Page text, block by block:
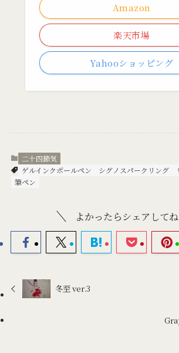
Amazon
楽天市場
Yahooショッピング
二十四節気
ゲルインクボールペン
シグノスパークリング
筆ペン
よかったらシェアしてね
冬至 ver.3